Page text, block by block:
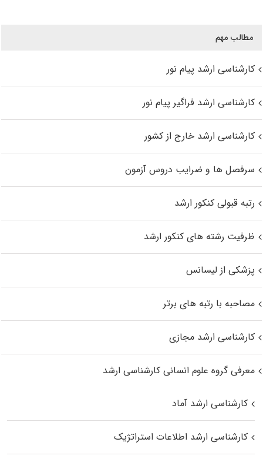
مطالب مهم
کارشناسی ارشد پیام نور
کارشناسی ارشد فراگیر پیام نور
کارشناسی ارشد خارج از کشور
سرفصل ها و ضرایب دروس آزمون
رتبه قبولی کنکور ارشد
ظرفیت رشته های کنکور ارشد
پزشکی از لیسانس
مصاحبه با رتبه های برتر
کارشناسی ارشد مجازی
معرفی گروه علوم انسانی کارشناسی ارشد
کارشناسی ارشد آماد
کارشناسی ارشد اطلاعات استراتژیک